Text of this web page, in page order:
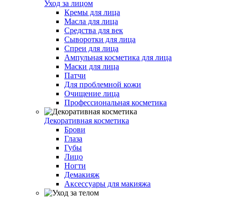
Уход за лицом
Кремы для лица
Масла для лица
Средства для век
Сыворотки для лица
Спреи для лица
Ампульная косметика для лица
Маски для лица
Патчи
Для проблемной кожи
Очищение лица
Профессиональная косметика
Декоративная косметика
Брови
Глаза
Губы
Лицо
Ногти
Демакияж
Аксессуары для макияжа